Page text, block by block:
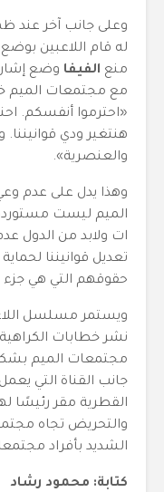
وعلى جانب آخر عند
له قام اللاعبين
منع الفيفا وضع
مع مجتمعات الميم
«احترموا أنفسكم.
هنتغير ودي
والعنصرية».
وهذا يدل على عدم
الميم ليست
ات ولابد من الدول
تعديل قوانيننا
حقوقهم التي هي جزء
ويستمر مسلسل
نشر خطابات
مجتمعات الميم
جانب القناة التي
القطرية مقر رئيسًا
والتحريض تجاه
الشديد بأفراد
كتابة: محمود رشاد